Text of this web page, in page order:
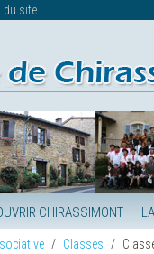
du site
CHIRASSIMONT
Classes